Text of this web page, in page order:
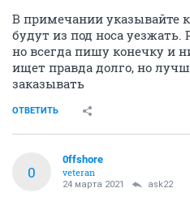
В примечании указывайте
будут из под носа уезжать.
но всегда пишу конечку и
ищет правда долго, но
заказывать
ОТВЕТИТЬ
0
0ffshore
veteran
24 марта 2021 ask22